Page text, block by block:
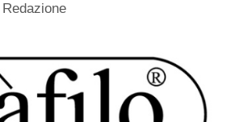
Redazione